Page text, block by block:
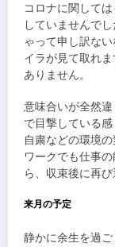
コロナに関して
していませんで
ゃって申し訳な
イラが見て取れ
ありません。
意味合いが全然
で目撃している
自粛などの環境
ワークでも仕事
ら、収束後に再
来月の予定
静かに余生を過ご